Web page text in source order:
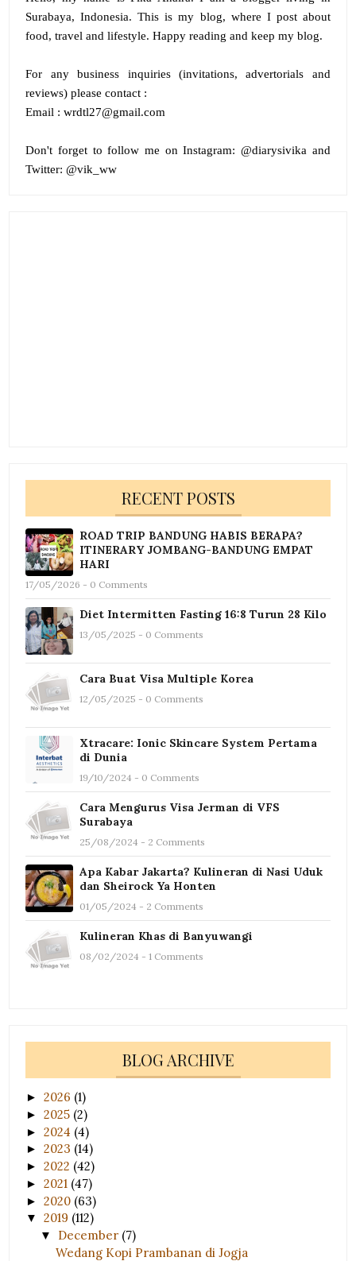
Surabaya, Indonesia. This is my blog, where I post about
food, travel and lifestyle. Happy reading and keep my blog.
For any business inquiries (invitations, advertorials and
reviews) please contact :
Email : wrdtl27@gmail.com
Don't forget to follow me onInstagram: @diarysivika and
Twitter: @vik_ww
RECENT POSTS
ROAD TRIP BANDUNG HABIS BERAPA?
ITINERARY JOMBANG-BANDUNG EMPAT
HARI
17/05/2026 - 0 Comments
Diet Intermitten Fasting 16:8 Turun 28 Kilo
13/05/2025 - 0 Comments
Cara Buat Visa Multiple Korea
12/05/2025 - 0 Comments
Xtracare: Ionic Skincare System Pertama
di Dunia
19/10/2024 - 0 Comments
Cara Mengurus Visa Jerman di VFS
Surabaya
25/08/2024 - 2 Comments
Apa Kabar Jakarta? Kulineran di Nasi Uduk
dan Sheirock Ya Honten
01/05/2024 - 2 Comments
Kulineran Khas di Banyuwangi
08/02/2024 - 1 Comments
BLOG ARCHIVE
►2026 (1)
►2025 (2)
►2024 (4)
►2023 (14)
►2022 (42)
►2021 (47)
►2020 (63)
▼2019 (112)
▼ December (7)
Wedang Kopi Prambanan di Jogja